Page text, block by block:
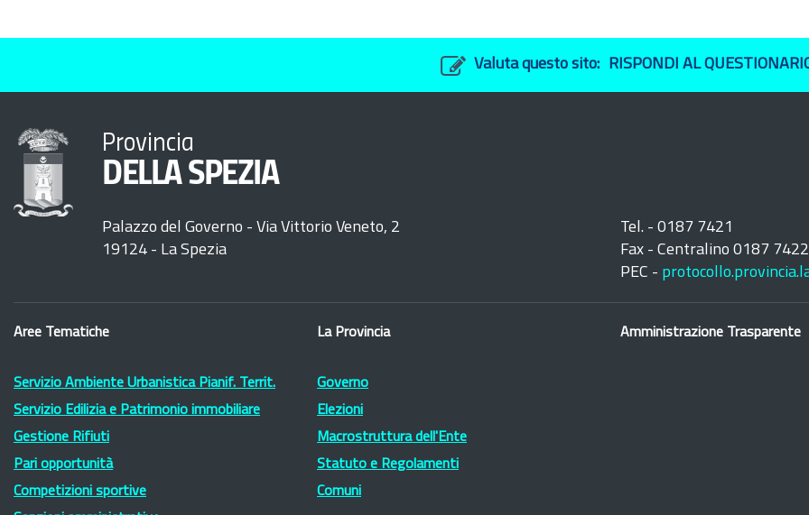
Valuta questo sito: RISPONDI AL
Provincia
DELLA SPEZIA
Palazzo del Governo - Via Vittorio Veneto, 2
19124 - La Spezia
Tel. - 0187 7421
Fax - Centralino 0187
PEC -
Aree Tematiche
Servizio Ambiente Urbanistica Pianif. Territ.
Servizio Edilizia e Patrimonio immobiliare
Gestione Rifiuti
Pari opportunità
Competizioni sportive
La Provincia
Governo
Elezioni
Macrostruttura dell'Ente
Statuto e Regolamenti
Comuni
Amministrazione Trasparente